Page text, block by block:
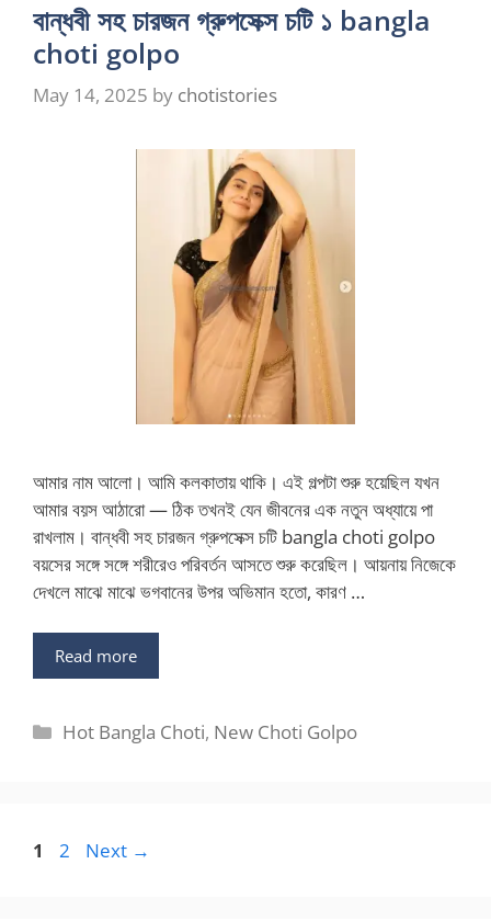
বান্ধবী সহ চারজন গ্রুপসেক্স চটি ১ bangla
choti golpo
May 14, 2025 by chotistories
আমার নাম আলো। আমি কলকাতায় থাকি। এই গল্পটা শুরু হয়েছিল যখন
আমার বয়স আঠারো — ঠিক তখনই যেন জীবনের এক নতুন অধ্যায়ে পা
রাখলাম। বান্ধবী সহ চারজন গ্রুপসেক্স চটি bangla choti golpo
বয়সের সঙ্গে সঙ্গে শরীরেও পরিবর্তন আসতে শুরু করেছিল। আয়নায় নিজেকে
দেখলে মাঝে মাঝে ভগবানের উপর অভিমান হতো, কারণ …
Read more
Categories
Hot Bangla Choti, New Choti Golpo
Page
1 Page
2 Next →